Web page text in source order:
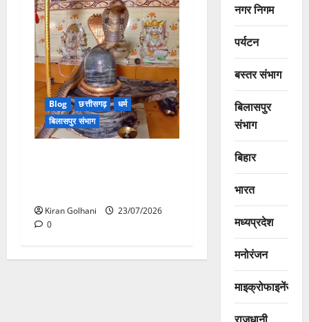
Blog छत्तीसगढ़
धर्म
बिलासपुर संभाग
Kiran Golhani
23/07/2026
0
नगर निगम
पर्यटन
बस्तर संभाग
बिलासपुर
संभाग
बिहार
भारत
मध्यप्रदेश
मनोरंजन
माइक्रोफाइनेंस